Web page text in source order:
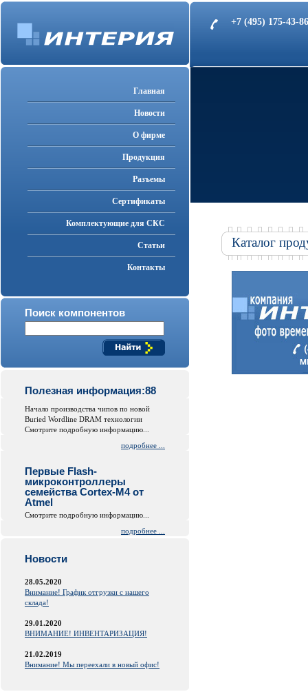
+7 (495) 175-43-
Главная
Новости
О фирме
Продукция
Разъемы
Cертификаты
Комплектующие для СКС
Статьи
Контакты
Поиск компонентов
Полезная информация:88
Начало производства чипов по новой
Buried Wordline DRAM технологии
Смотрите подробную информацию...
подробнее ...
Первые Flash-
микроконтроллеры
семейства Cortex-M4 от
Atmel
Смотрите подробную информацию...
подробнее ...
Новости
28.05.2020
Внимание! График отгрузки с нашего
склада!
29.01.2020
ВНИМАНИЕ! ИНВЕНТАРИЗАЦИЯ!
21.02.2019
Внимание! Мы переехали в новый офис!
Каталог